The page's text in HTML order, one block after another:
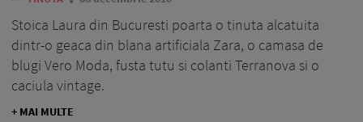
Stoica Laura din Bucuresti poarta o tinuta alcatuita
dintr-o geaca din blana artificiala Zara, o camasa de
blugi Vero Moda, fusta tutu si colanti Terranova si o
caciula vintage.
+ MAI MULTE